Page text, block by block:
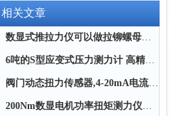
相关文章
数显式推拉力仪可以做拉铆螺母的拉拔试验专用
6吨的S型应变式压力测力计 高精度S型压力传感器 便携式S型测力仪器
阀门动态扭力传感器,4-20mA电流信号的动态阀门扭力传感器
200Nm数显电机功率扭矩测力仪器带数字显示屏的